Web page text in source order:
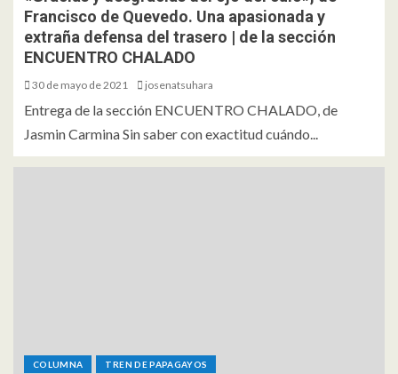
Francisco de Quevedo. Una apasionada y
extraña defensa del trasero | de la sección
ENCUENTRO CHALADO
30 de mayo de 2021 josenatsuhara
Entrega de la sección ENCUENTRO CHALADO, de
Jasmin Carmina Sin saber con exactitud cuándo...
COLUMNA TREN DE PAPAGAYOS